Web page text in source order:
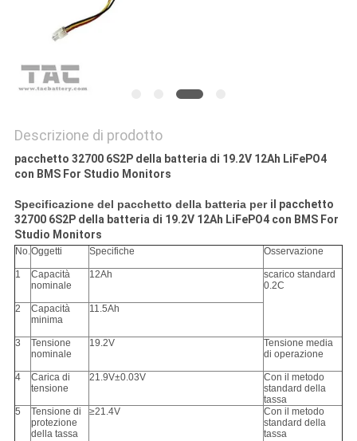
Descrizione di prodotto
pacchetto 32700 6S2P della batteria di 19.2V 12Ah LiFePO4
con BMS For Studio Monitors
Specificazione del pacchetto della batteria per il pacchetto
32700 6S2P della batteria di 19.2V 12Ah LiFePO4 con BMS For
Studio Monitors
No.Oggetti Specifiche Osservazione
1
Capacità
nominale
12Ah
scarico standard
0.2C
2
Capacità
minima
11.5Ah
3
Tensione
nominale
19.2V
Tensione media
di operazione
4
Carica di
tensione
21.9V±0.03V
Con il metodo
standard della
tassa
5
Tensione di
protezione
della tassa
≥21.4V
Con il metodo
standard della
tassa